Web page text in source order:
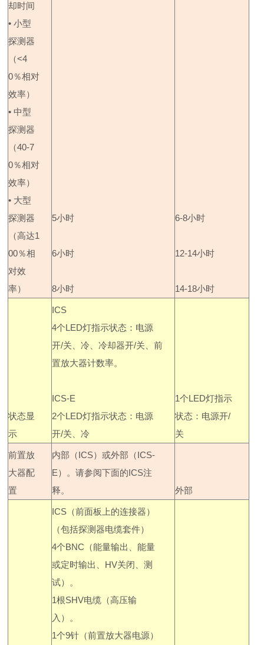
却时间
• 小型
探测器
（<4
0％相对
效率）
• 中型
探测器
（40-7
0％相对
效率）
• 大型
探测器
（高达1
00％相
对效
率）
5小时
6小时
8小时
6-8小时
12-14小时
14-18小时
状态显
示
ICS
4个LED灯指示状态： 电源
开/关、冷、冷却器开/关、前
置放大器计数率。
ICS-E
2个LED灯指示状态： 电源
开/关、冷
1个LED灯指示
状态： 电源开/
关
前置放
大器配
置
内部（ICS）或外部（ICS-
E）。请参阅下面的ICS注
释。
外部
ICS （前面板上的连接器）
（包括探测器电缆套件）
4个BNC （能量输出、能量
或定时输出、 HV关闭、测
试）。
1根SHV电缆（高压输
入）。
1个9针（前置放大器电源）